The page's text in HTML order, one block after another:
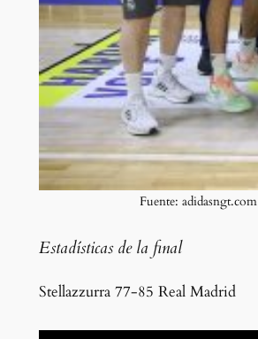
Fuente: adidasngt.com
Estadísticas de la final
Stellazzurra 77-85 Real Madrid